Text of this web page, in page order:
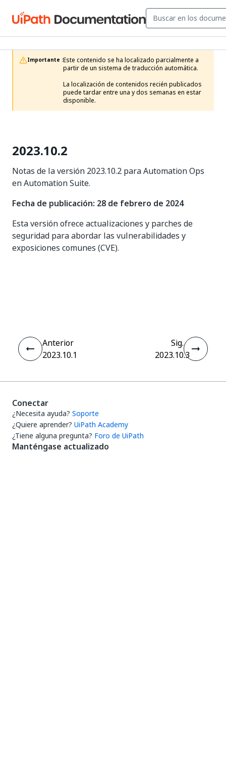
Importante :Este contenido se ha localizado parcialmente a
partir de un sistema de traducción automática.
La localización de contenidos recién publicados
puede tardar entre una y dos semanas en estar
disponible.
2023.10.2
Notas de la versión 2023.10.2 para Automation Ops
en Automation Suite.
Fecha de publicación: 28 de febrero de 2024
Esta versión ofrece actualizaciones y parches de
seguridad para abordar las vulnerabilidades y
exposiciones comunes (CVE).
Anterior
2023.10.1
Sig.
2023.10.3
Conectar
¿Necesita ayuda? Soporte
¿Quiere aprender? UiPath Academy
¿Tiene alguna pregunta? Foro de UiPath
Manténgase actualizado